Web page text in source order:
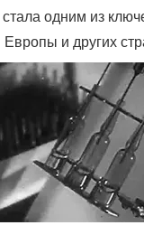
одним из
и других